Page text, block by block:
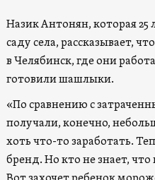
Назик Антонян, которая 25
саду села, рассказывает,
в Челябинск, где они
готовили шашлыки.
«По сравнению с
получали, конечно,
хоть что-то заработать.
бренд. Но кто не знает,